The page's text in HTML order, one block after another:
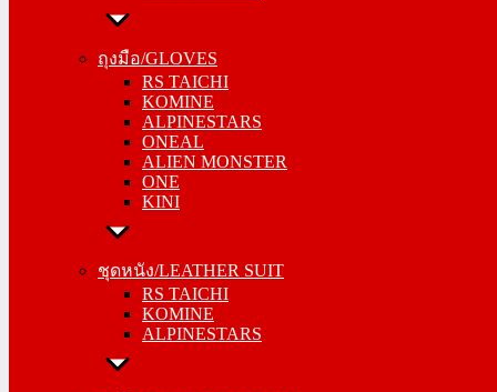
ถุงมือ/GLOVES
RS TAICHI
KOMINE
ALPINESTARS
ONEAL
ALIEN MONSTER
ONE
KINI
ชุดหนัง/LEATHER SUIT
RS TAICHI
KOMINE
ALPINESTARS
ถุงมือ/GLOVES
KOMINE
ALPINESTARS
ONEAL
ALIEN MONSTER
ONE
KINI
ชุดหนัง/LEATHER SUIT
KOMINE
ALPINESTARS
ชุดวิบาก/JERSEY&PANTS